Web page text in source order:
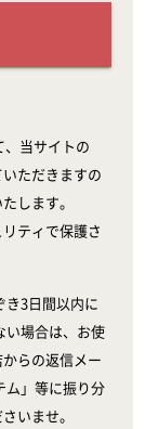
、当サイトの
ただきますの
します。
ティで保護さ
3日間以内に
い場合は、お使
らの返信メー
ム」等に振り分
いませ。